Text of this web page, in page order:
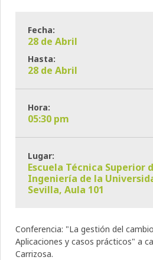
Fecha:
28 de Abril
Hasta:
28 de Abril
Hora:
05:30 pm
Lugar:
Escuela Técnica Superior
Ingeniería de la
Sevilla, Aula 101
Conferencia: "La gestión del
Aplicaciones y casos prácticos" a
Carrizosa.